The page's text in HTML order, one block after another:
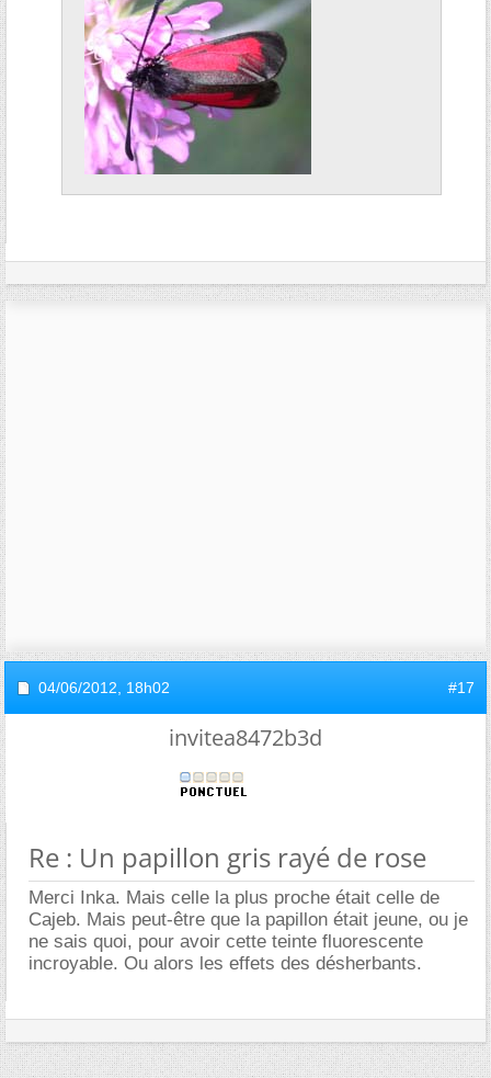
04/06/2012, 18h02 #17
invitea8472b3d
Re : Un papillon gris rayé de rose
Merci Inka. Mais celle la plus proche était celle de
Cajeb. Mais peut-être que la papillon était jeune, ou je
ne sais quoi, pour avoir cette teinte fluorescente
incroyable. Ou alors les effets des désherbants.